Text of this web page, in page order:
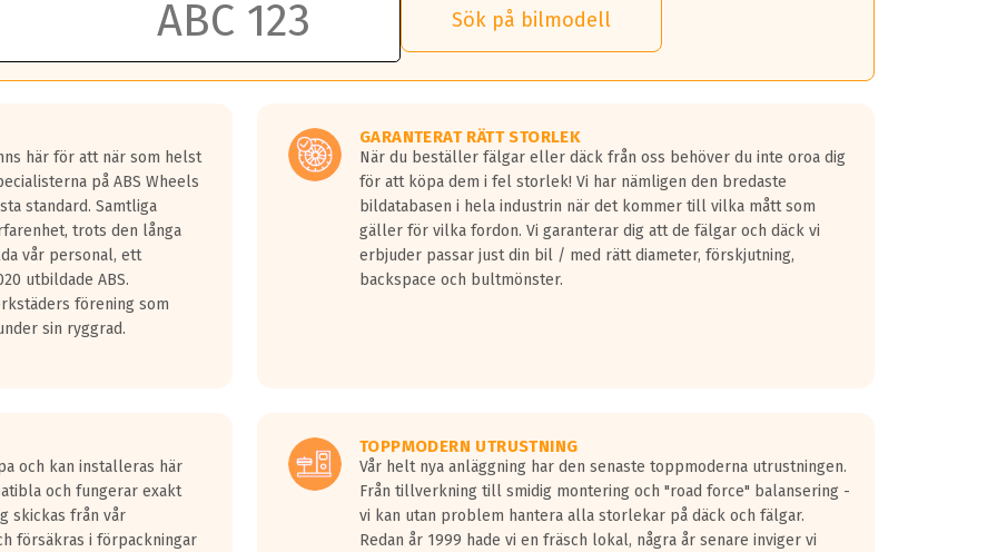
50 liter bränsle med ett klass A däck gentemot ett klass G däck.
vilken rutt du kör, samt vilken körstil du använder.
lastbilar.
på en väg där det ligger 0.5-1.5 mm vatten.
fyra billängder( ca 18meter) mellan däck med betyg A gentemot
överträffa motorljudet.
ett däck med vågar. Hög bullernivå markeras med svarta vågor
kraven som finns i dagsläget, men är inte längre tillåtna enligt nya
Sök på bilmodell
här för att när som helst
på ABS Wheels
standard. Samtliga
trots den långa
vår personal, ett
utbildade ABS.
förening som
sin ryggrad.
GARANTERAT RÄTT STORLEK
När du beställer fälgar eller däck från oss behöver du inte oroa dig
för att köpa dem i fel storlek! Vi har nämligen den bredaste
bildatabasen i hela industrin när det kommer till vilka mått som
gäller för vilka fordon. Vi garanterar dig att de fälgar och däck vi
erbjuder passar just din bil / med rätt diameter, förskjutning,
backspace och bultmönster.
och kan installeras här
och fungerar exakt
skickas från vår
försäkras i förpackningar
TOPPMODERN UTRUSTNING
Vår helt nya anläggning har den senaste toppmoderna utrustningen.
Från tillverkning till smidig montering och "road force" balansering -
vi kan utan problem hantera alla storlekar på däck och fälgar.
Redan år 1999 hade vi en fräsch lokal, några år senare inviger vi